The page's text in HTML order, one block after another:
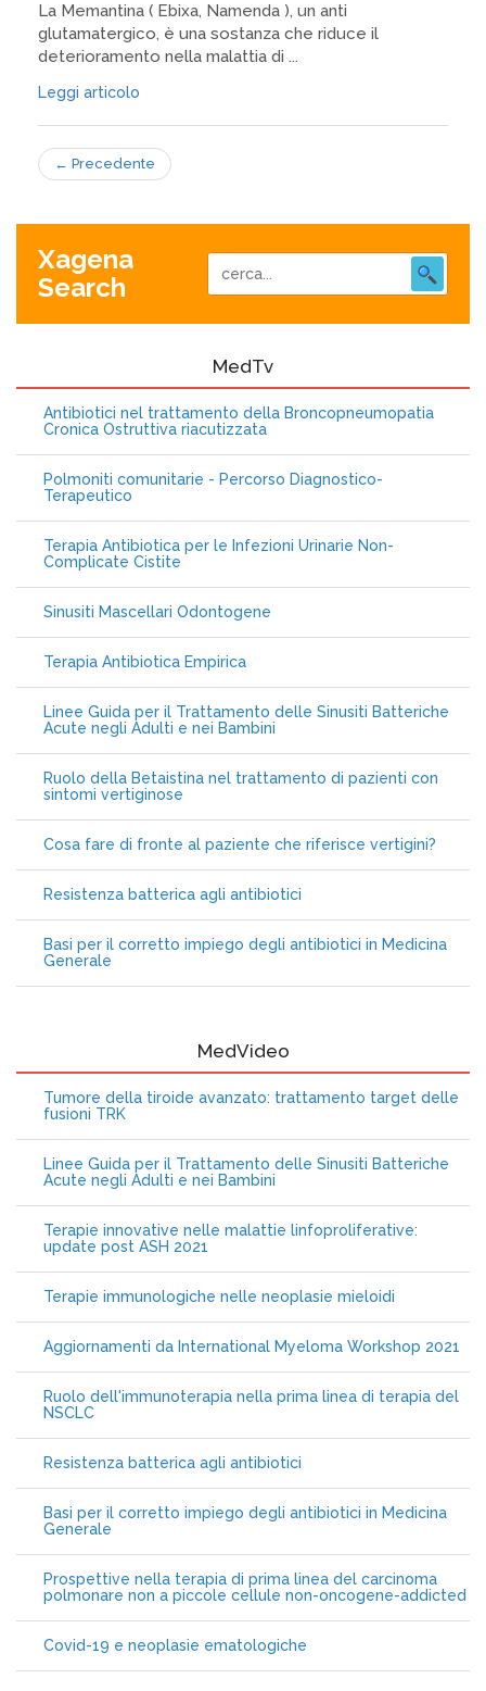
La Memantina ( Ebixa, Namenda ), un anti
glutamatergico, è una sostanza che riduce il
deterioramento nella malattia di ...
Leggi articolo
← Precedente
Xagena
Search
MedTv
Antibiotici nel trattamento della Broncopneumopatia
Cronica Ostruttiva riacutizzata
Polmoniti comunitarie - Percorso Diagnostico-
Terapeutico
Terapia Antibiotica per le Infezioni Urinarie Non-
Complicate Cistite
Sinusiti Mascellari Odontogene
Terapia Antibiotica Empirica
Linee Guida per il Trattamento delle Sinusiti Batteriche
Acute negli Adulti e nei Bambini
Ruolo della Betaistina nel trattamento di pazienti con
sintomi vertiginose
Cosa fare di fronte al paziente che riferisce vertigini?
Resistenza batterica agli antibiotici
Basi per il corretto impiego degli antibiotici in Medicina
Generale
MedVideo
Tumore della tiroide avanzato: trattamento target delle
fusioni TRK
Linee Guida per il Trattamento delle Sinusiti Batteriche
Acute negli Adulti e nei Bambini
Terapie innovative nelle malattie linfoproliferative:
update post ASH 2021
Terapie immunologiche nelle neoplasie mieloidi
Aggiornamenti da International Myeloma Workshop 2021
Ruolo dell'immunoterapia nella prima linea di terapia del
NSCLC
Resistenza batterica agli antibiotici
Basi per il corretto impiego degli antibiotici in Medicina
Generale
Prospettive nella terapia di prima linea del carcinoma
polmonare non a piccole cellule non-oncogene-addicted
Covid-19 e neoplasie ematologiche